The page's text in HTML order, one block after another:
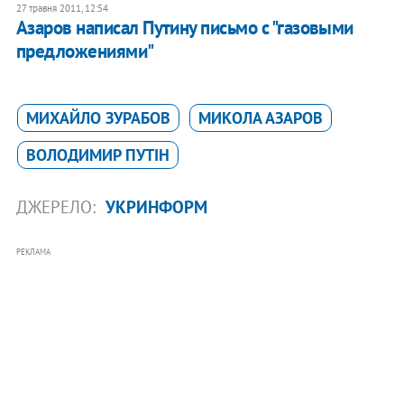
27 травня 2011, 12:54
​Азаров написал Путину письмо с "газовыми
предложениями"
МИХАЙЛО ЗУРАБОВ
МИКОЛА АЗАРОВ
ВОЛОДИМИР ПУТІН
ДЖЕРЕЛО: УКРИНФОРМ
РЕКЛАМА